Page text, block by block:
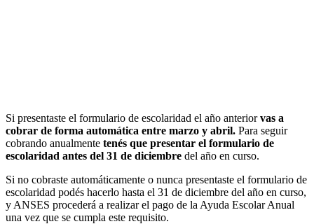
Si presentaste el formulario de escolaridad el año anteriorvas a
cobrar de forma automática entre marzo y abril. Para seguir
cobrando anualmente tenés que presentar el formulario de
escolaridad antes del 31 de diciembre del año en curso.
Si no cobraste automáticamente o nunca presentaste el formulario de
escolaridad podés hacerlo hasta el 31 de diciembre del año en curso,
y ANSES procederá a realizar el pago de la Ayuda Escolar Anual
una vez que se cumpla este requisito.